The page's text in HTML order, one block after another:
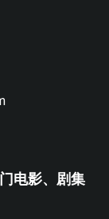
电影、剧集